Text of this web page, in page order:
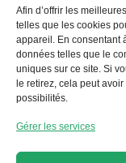
Afin d’offrir les
telles que les cookies
appareil. En consentant
données telles que le
uniques sur ce site. Si
le retirez, cela peut
possibilités.
Gérer les services
Conditions de
Droit de rétractation
Help Center